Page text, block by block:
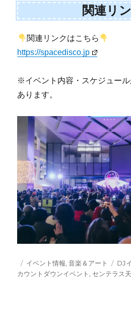
関連リ
関連リンクはこちら
https://spacedisco.jp
※イベント内容・スケジュー
あります。
投
稿
カ
テ
イベント情報,音楽＆アート
タ
グ
DJ
カウントダウンイベント, センテラス